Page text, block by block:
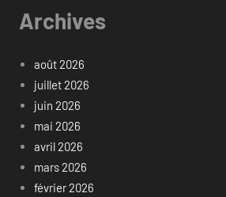
Archives
août 2026
juillet 2026
juin 2026
mai 2026
avril 2026
mars 2026
février 2026